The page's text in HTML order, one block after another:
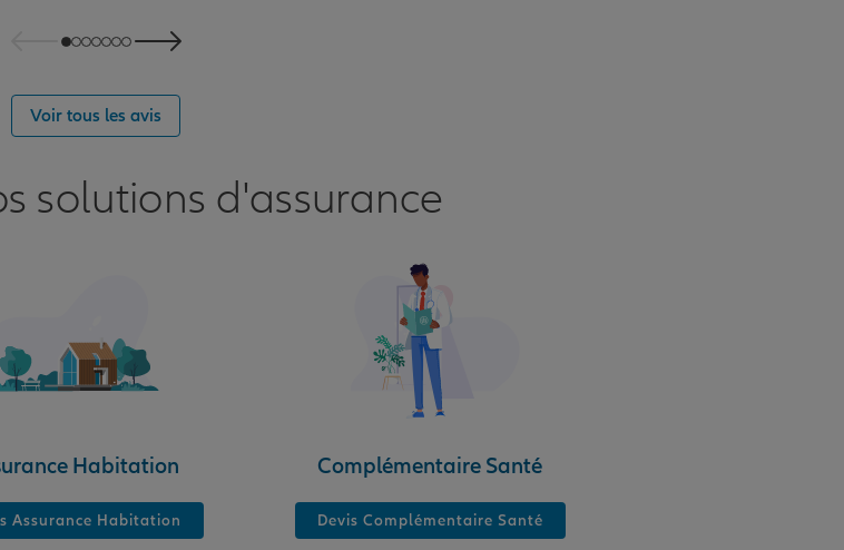
Voir tous les avis
solutions d'assurance
Habitation
Assurance Habitation
Complémentaire Santé
Devis Complémentaire Santé